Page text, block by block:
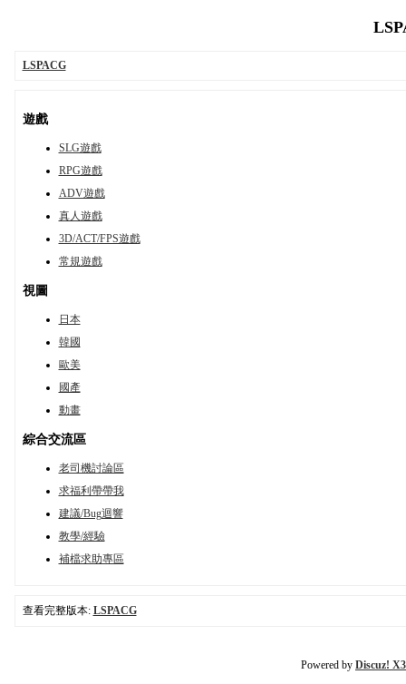
LSPACG
遊戲
SLG遊戲
RPG遊戲
ADV遊戲
真人遊戲
3D/ACT/FPS遊戲
常規遊戲
視圖
日本
韓國
歐美
國產
動畫
綜合交流區
老司機討論區
求福利帶帶我
建議/Bug迴響
教學/經驗
補檔求助專區
查看完整版本: LSPACG
Powered by Discuz!